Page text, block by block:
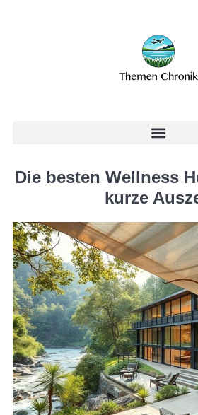
Die besten Wellness
kurze